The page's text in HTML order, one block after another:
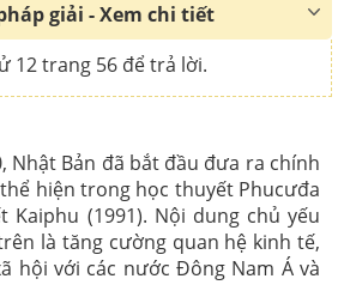
giải - Xem chi tiết
12 trang 56 để trả lời.
Nhật Bản đã bắt đầu đưa ra chính
hiện trong học thuyết Phucưđa
Kaiphu (1991). Nội dung chủ yếu
là tăng cường quan hệ kinh tế,
hội với các nước Đông Nam Á và